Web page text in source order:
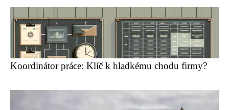
Koordinátor práce: Klíč k hladkému chodu firmy?